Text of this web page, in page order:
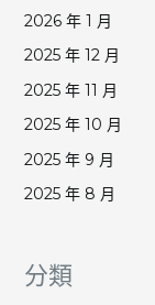
2026 年 1 月
2025 年 12 月
2025 年 11 月
2025 年 10 月
2025 年 9 月
2025 年 8 月
分類